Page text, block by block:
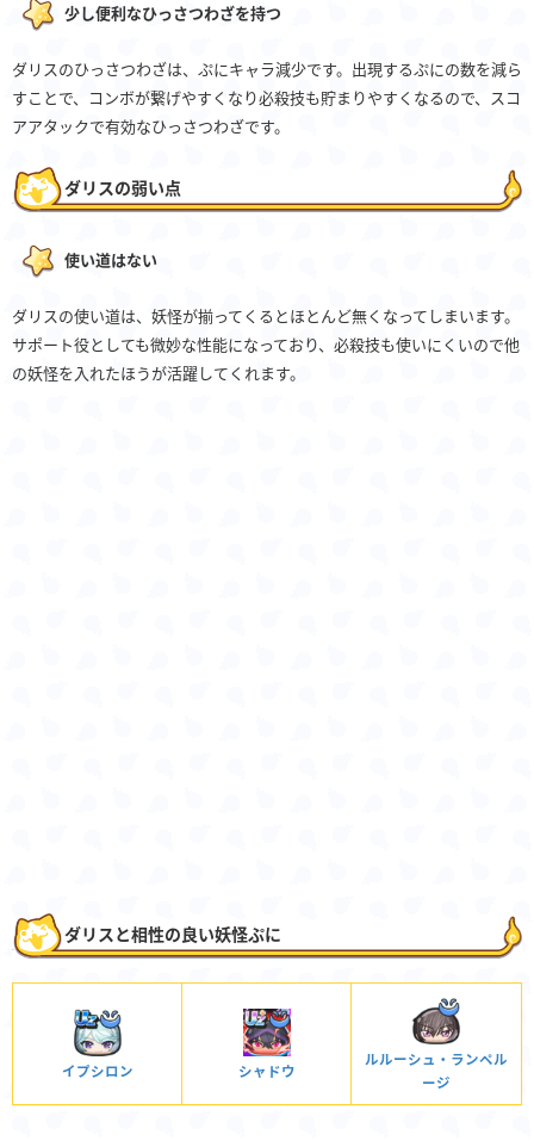
少し便利なひっさつわざを持つ
ダリスのひっさつわざは、ぷにキャラ減少です。出現するぷにの数を減ら
すことで、コンボが繋げやすくなり必殺技も貯まりやすくなるので、スコ
アアタックで有効なひっさつわざです。
ダリスの弱い点
使い道はない
ダリスの使い道は、妖怪が揃ってくるとほとんど無くなってしまいます。
サポート役としても微妙な性能になっており、必殺技も使いにくいので他
の妖怪を入れたほうが活躍してくれます。
ダリスと相性の良い妖怪ぷに
イプシロン シャドウ
ルルーシュ・ランペル
ージ